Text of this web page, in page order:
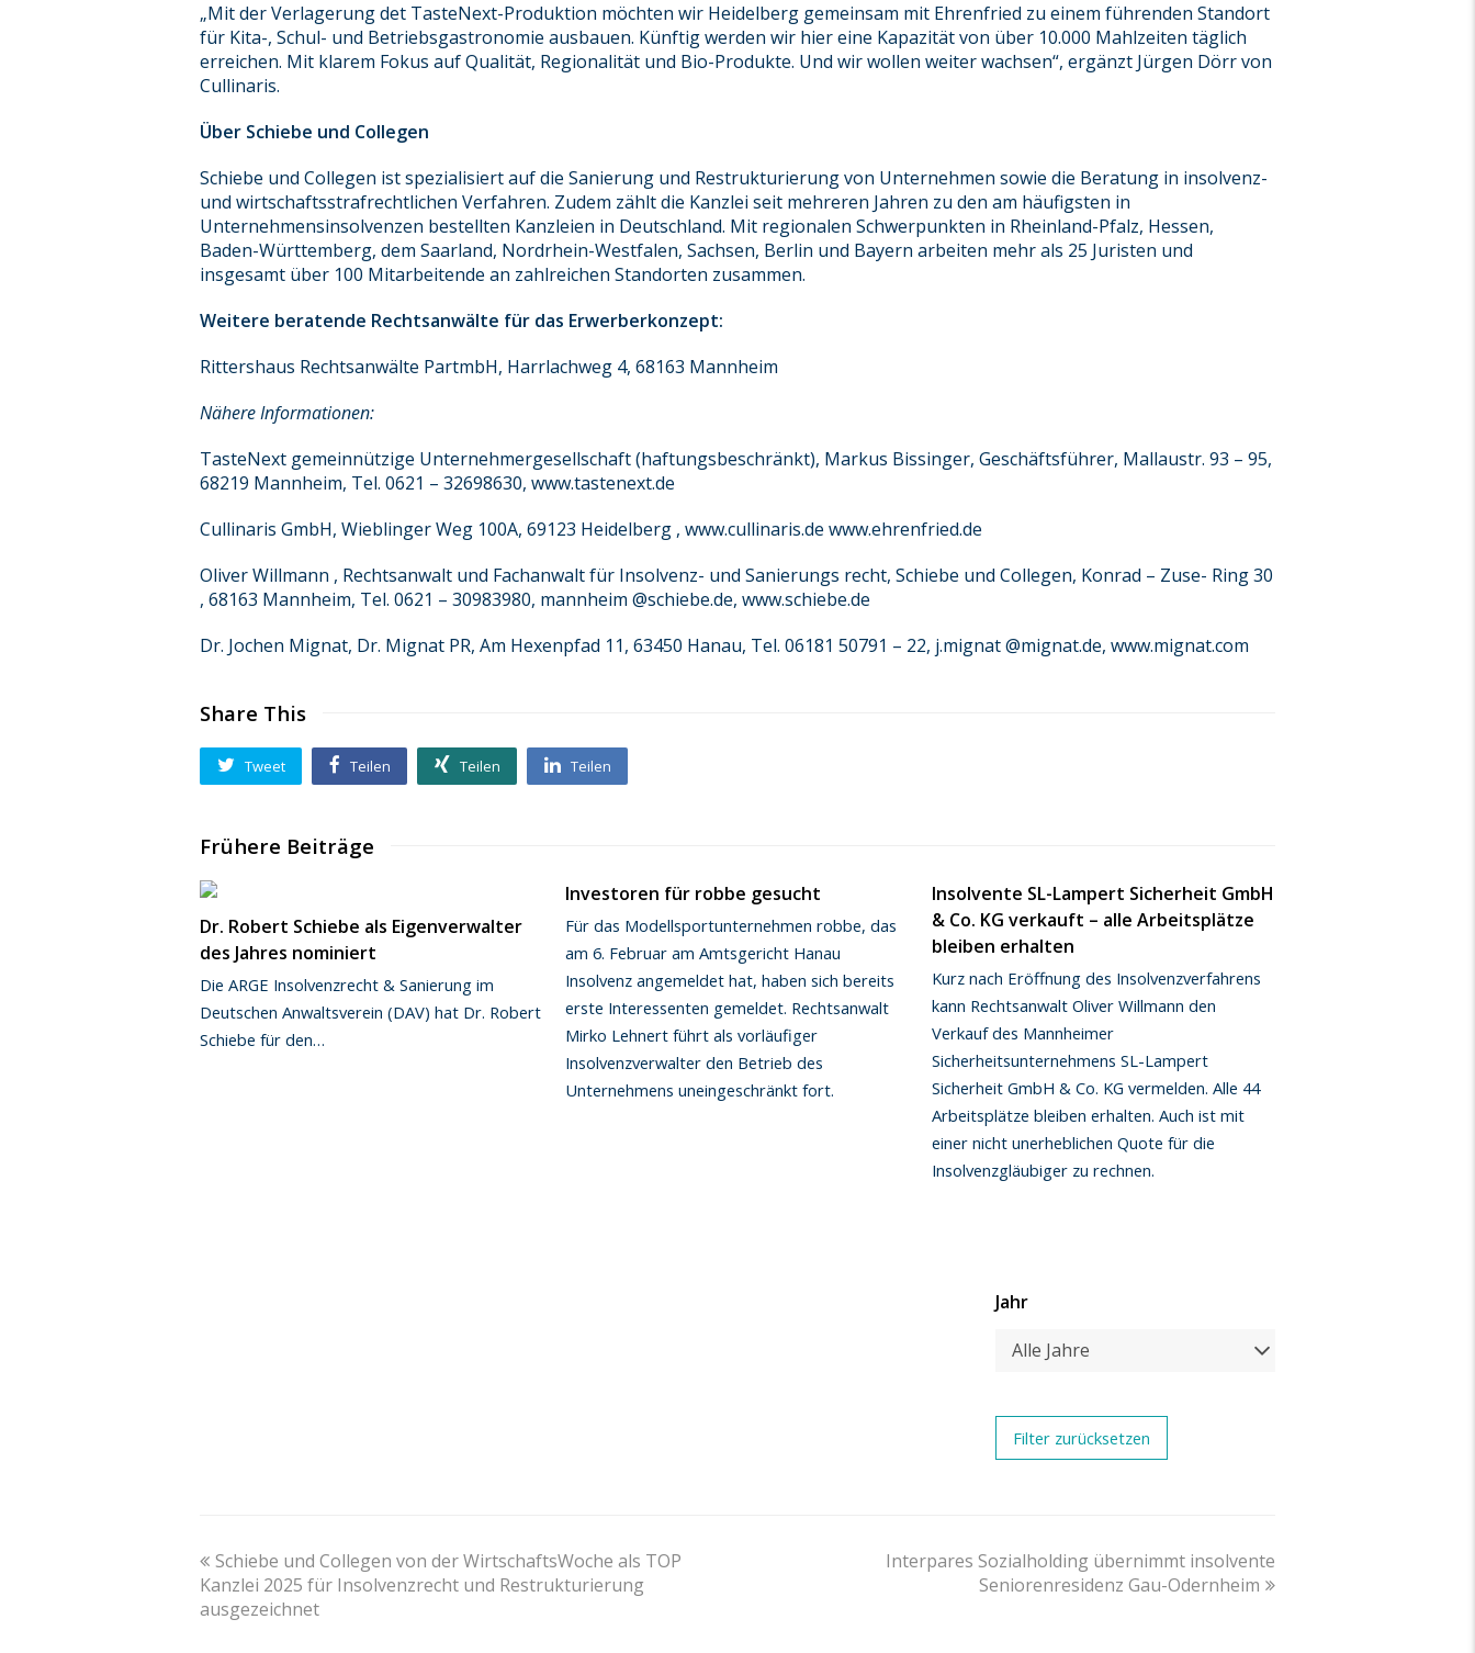
„Mit der Verlagerung det TasteNext-Produktion möchten wir Heidelberg gemeinsam mit Ehrenfried zu einem führenden Standort
für Kita-, Schul- und Betriebsgastronomie ausbauen. Künftig werden wir hier eine Kapazität von über 10.000 Mahlzeiten täglich
erreichen. Mit klarem Fokus auf Qualität, Regionalität und Bio-Produkte. Und wir wollen weiter wachsen“, ergänzt Jürgen Dörr von
Cullinaris.
Über Schiebe und Collegen
Schiebe und Collegen ist spezialisiert auf die Sanierung und Restrukturierung von Unternehmen sowie die Beratung in insolvenz-
und wirtschaftsstrafrechtlichen Verfahren. Zudem zählt die Kanzlei seit mehreren Jahren zu den am häufigsten in
Unternehmensinsolvenzen bestellten Kanzleien in Deutschland. Mit regionalen Schwerpunkten in Rheinland-Pfalz, Hessen,
Baden-Württemberg, dem Saarland, Nordrhein-Westfalen, Sachsen, Berlin und Bayern arbeiten mehr als 25 Juristen und
insgesamt über 100 Mitarbeitende an zahlreichen Standorten zusammen.
Weitere beratende Rechtsanwälte für das Erwerberkonzept:
Rittershaus Rechtsanwälte PartmbH, Harrlachweg 4, 68163 Mannheim
Nähere Informationen:
TasteNext gemeinnützige Unternehmergesellschaft (haftungsbeschränkt), Markus Bissinger, Geschäftsführer, Mallaustr. 93 – 95,
68219 Mannheim, Tel. 0621 – 32698630, www.tastenext.de
Cullinaris GmbH, Wieblinger Weg 100A, 69123 Heidelberg , www.cullinaris.de www.ehrenfried.de
Oliver Willmann , Rechtsanwalt und Fachanwalt für Insolvenz- und Sanierungs recht, Schiebe und Collegen, Konrad – Zuse- Ring 30
, 68163 Mannheim, Tel. 0621 – 30983980, mannheim @schiebe.de, www.schiebe.de
Dr. Jochen Mignat, Dr. Mignat PR, Am Hexenpfad 11, 63450 Hanau, Tel. 06181 50791 – 22, j.mignat @mignat.de, www.mignat.com
Share This
Tweet Teilen Teilen Teilen
Frühere Beiträge
Dr. Robert Schiebe als Eigenverwalter
des Jahres nominiert
Die ARGE Insolvenzrecht & Sanierung im
Deutschen Anwaltsverein (DAV) hat Dr. Robert
Schiebe für den…
Investoren für robbe gesucht
Für das Modellsportunternehmen robbe, das
am 6. Februar am Amtsgericht Hanau
Insolvenz angemeldet hat, haben sich bereits
erste Interessenten gemeldet. Rechtsanwalt
Mirko Lehnert führt als vorläufiger
Insolvenzverwalter den Betrieb des
Unternehmens uneingeschränkt fort.
Insolvente SL-Lampert Sicherheit GmbH
& Co. KG verkauft – alle Arbeitsplätze
bleiben erhalten
Kurz nach Eröffnung des Insolvenzverfahrens
kann Rechtsanwalt Oliver Willmann den
Verkauf des Mannheimer
Sicherheitsunternehmens SL-Lampert
Sicherheit GmbH & Co. KG vermelden. Alle 44
Arbeitsplätze bleiben erhalten. Auch ist mit
einer nicht unerheblichen Quote für die
Insolvenzgläubiger zu rechnen.
Jahr
Alle Jahre
previous
post:
Schiebe und Collegen von der WirtschaftsWoche als TOP
Kanzlei 2025 für Insolvenzrecht und Restrukturierung
ausgezeichnet
next
Interpares Sozialholding übernimmt insolvente
Seniorenresidenz Gau-Odernheim